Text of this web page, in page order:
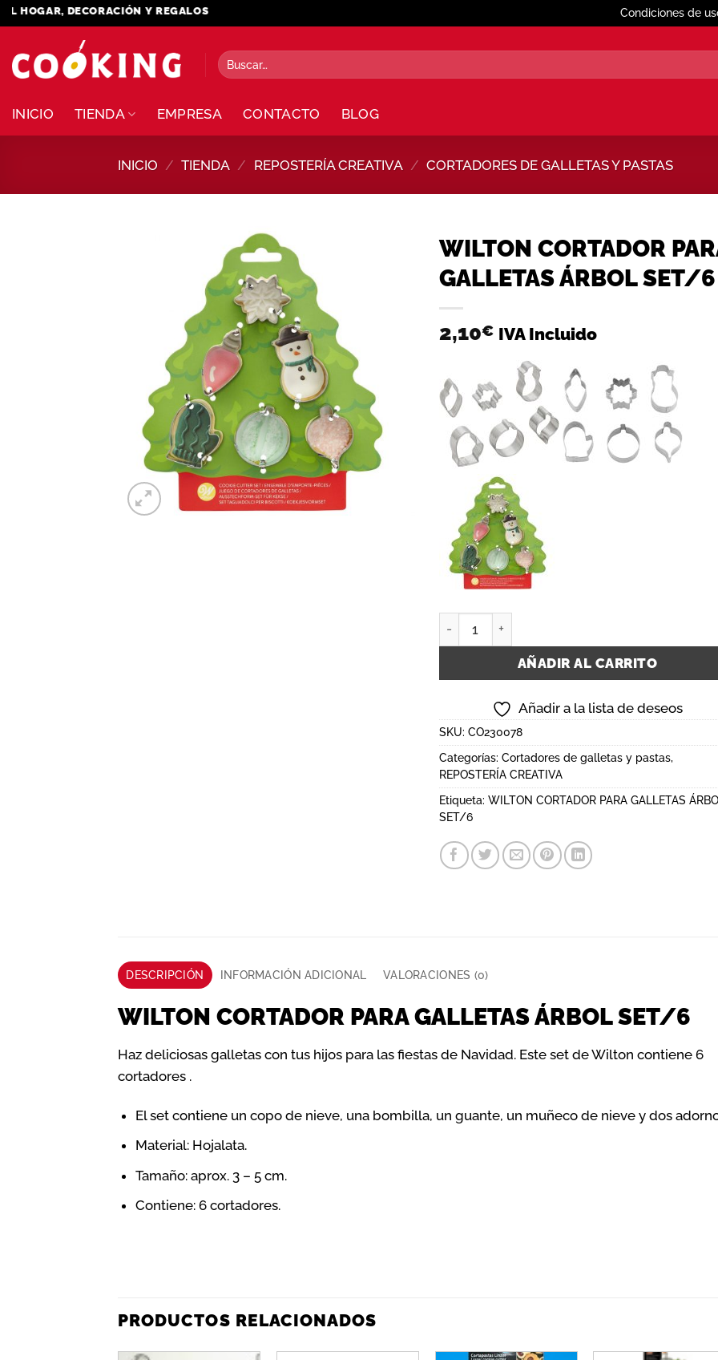
Saltar
al
contenido
DECORACIÓN Y REGALOS Condiciones de
Buscar
por:
INICIO TIENDA EMPRESA CONTACTO BLOG
INICIO / TIENDA / REPOSTERÍA CREATIVA / CORTADORES DE GALLETAS Y PASTAS
WILTON CORTADOR
GALLETAS ÁRBOL SET/6
2,10€ IVA Incluido
AÑADIR AL CARRITO
Añadir a la lista de deseos
SKU: CO230078
Categorías: Cortadores de galletas y pastas,
REPOSTERÍA CREATIVA
Etiqueta: WILTON CORTADOR PARA GALLETAS
SET/6
DESCRIPCIÓN INFORMACIÓN ADICIONAL VALORACIONES (0)
WILTON CORTADOR PARA GALLETAS ÁRBOL SET/6
Haz deliciosas galletas con tus hijos para las fiestas de Navidad. Este set de Wilton contiene 6
cortadores .
El set contiene un copo de nieve, una bombilla, un guante, un muñeco de nieve y dos
Material: Hojalata.
Tamaño: aprox. 3 – 5 cm.
Contiene: 6 cortadores.
PRODUCTOS RELACIONADOS